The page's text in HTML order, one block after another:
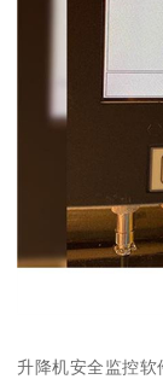
升降机安全监控